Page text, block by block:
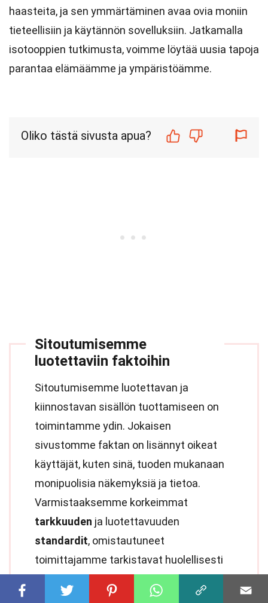
haasteita, ja sen ymmärtäminen avaa ovia moniin
tieteellisiin ja käytännön sovelluksiin. Jatkamalla
isotooppien tutkimusta, voimme löytää uusia tapoja
parantaa elämäämme ja ympäristöämme.
Oliko tästä sivusta apua?
Sitoutumisemme
luotettaviin faktoihin
Sitoutumisemme luotettavan ja
kiinnostavan sisällön tuottamiseen on
toimintamme ydin. Jokaisen
sivustomme faktan on lisännyt oikeat
käyttäjät, kuten sinä, tuoden mukanaan
monipuolisia näkemyksiä ja tietoa.
Varmistaaksemme korkeimmat
tarkkuuden ja luotettavuuden
standardit, omistautuneet
toimittajamme tarkistavat huolellisesti
takaa, että jakamamme faktat ovat